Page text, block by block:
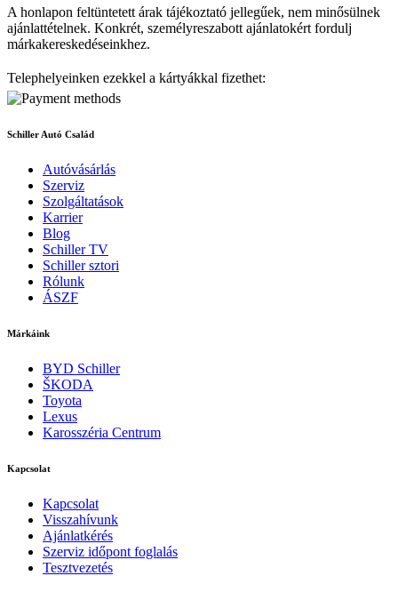
A honlapon feltüntetett árak tájékoztató jellegűek, nem minősülnek
ajánlattételnek. Konkrét, személyreszabott ajánlatokért fordulj
márkakereskedéseinkhez.
Telephelyeinken ezekkel a kártyákkal fizethet:
Schiller Autó Család
Autóvásárlás
Szerviz
Szolgáltatások
Karrier
Blog
Schiller TV
Schiller sztori
Rólunk
ÁSZF
Márkáink
BYD Schiller
ŠKODA
Toyota
Lexus
Karosszéria Centrum
Kapcsolat
Kapcsolat
Visszahívunk
Ajánlatkérés
Szerviz időpont foglalás
Tesztvezetés